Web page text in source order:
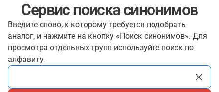
Сервис поиска синонимов
Введите слово, к которому требуется подобрать
аналог, и нажмите на кнопку «Поиск синонимов». Для
просмотра отдельных групп используйте поиск по
алфавиту.